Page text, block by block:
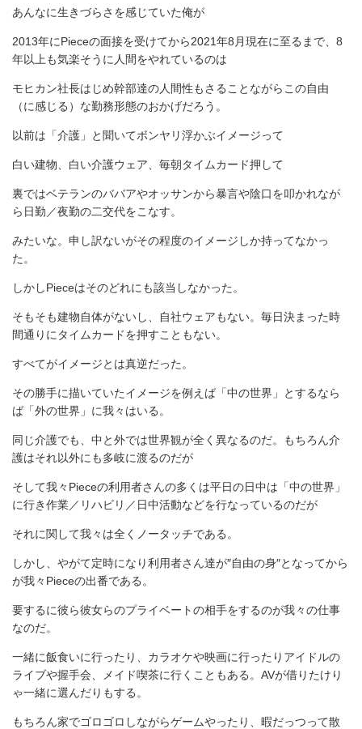
あんなに生きづらさを感じていた俺が
2013年にPieceの面接を受けてから2021年8月現在に至るまで、8
年以上も気楽そうに人間をやれているのは
モヒカン社長はじめ幹部達の人間性もさることながらこの自由
（に感じる）な勤務形態のおかげだろう。
以前は「介護」と聞いてボンヤリ浮かぶイメージって
白い建物、白い介護ウェア、毎朝タイムカード押して
裏ではベテランのババアやオッサンから暴言や陰口を叩かれなが
ら日勤／夜勤の二交代をこなす。
みたいな。申し訳ないがその程度のイメージしか持ってなかっ
た。
しかしPieceはそのどれにも該当しなかった。
そもそも建物自体がないし、自社ウェアもない。毎日決まった時
間通りにタイムカードを押すこともない。
すべてがイメージとは真逆だった。
その勝手に描いていたイメージを例えば「中の世界」とするなら
ば「外の世界」に我々はいる。
同じ介護でも、中と外では世界観が全く異なるのだ。もちろん介
護はそれ以外にも多岐に渡るのだが
そして我々Pieceの利用者さんの多くは平日の日中は「中の世界」
に行き作業／リハビリ／日中活動などを行なっているのだが
それに関して我々は全くノータッチである。
しかし、やがて定時になり利用者さん達が″自由の身″となってから
が我々Pieceの出番である。
要するに彼ら彼女らのプライベートの相手をするのが我々の仕事
なのだ。
一緒に飯食いに行ったり、カラオケや映画に行ったりアイドルの
ライブや握手会、メイド喫茶に行くこともある。AVが借りたけり
ゃ一緒に選んだりもする。
もちろん家でゴロゴロしながらゲームやったり、暇だっつって散